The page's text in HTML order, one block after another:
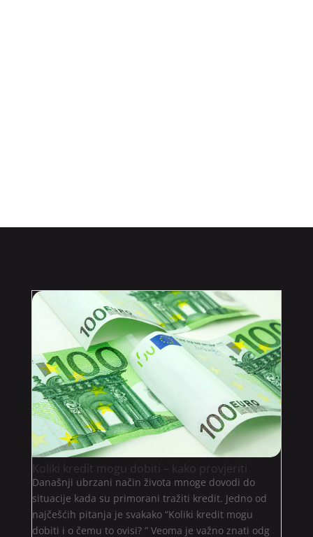
Koliki kredit mogu dobiti – kako provjeriti
Današnji ubrzani način života mnoge dovodi do
situacije kada su primorani tražiti kredit. Jedno od
najčešćih pitanja je svakako “Koliki kredit mogu
dobiti i o čemu to ovisi? ” Veoma je važno znati odg